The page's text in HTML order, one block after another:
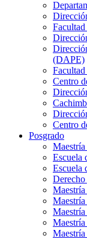
(DAPE)
Centro
Centro
Posgrado
Escuela
Escuela
Derecho